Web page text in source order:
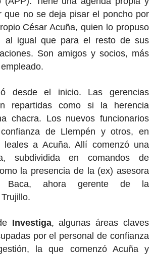
que no se deja pisar el poncho por
César Acuña, quien lo propuso
al igual que para el resto de sus
Son amigos y socios, más
desde el inicio. Las gerencias
repartidas como si la herencia
chacra. Los nuevos funcionarios
de Llempén y otros, en
leales a Acuña. Allí comenzó una
subdividida en comandos de
la presencia de la (ex) asesora
Baca, ahora gerente de la
Investiga, algunas áreas claves
por el personal de confianza
la que comenzó Acuña y